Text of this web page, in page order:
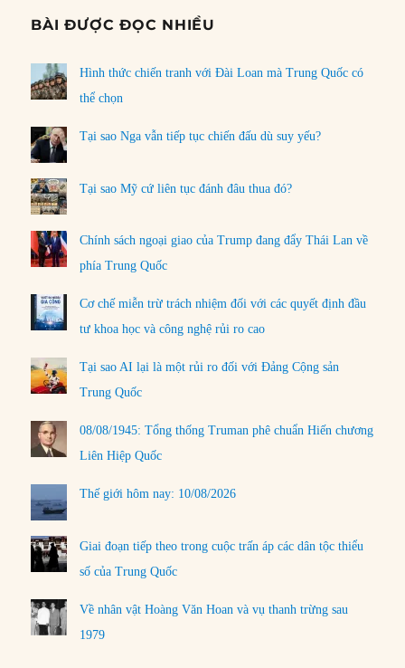
BÀI ĐƯỢC ĐỌC NHIỀU
Hình thức chiến tranh với Đài Loan mà Trung Quốc có
thể chọn
Tại sao Nga vẫn tiếp tục chiến đấu dù suy yếu?
Tại sao Mỹ cứ liên tục đánh đâu thua đó?
Chính sách ngoại giao của Trump đang đẩy Thái Lan về
phía Trung Quốc
Cơ chế miễn trừ trách nhiệm đối với các quyết định đầu
tư khoa học và công nghệ rủi ro cao
Tại sao AI lại là một rủi ro đối với Đảng Cộng sản
Trung Quốc
08/08/1945: Tổng thống Truman phê chuẩn Hiến chương
Liên Hiệp Quốc
Thế giới hôm nay: 10/08/2026
Giai đoạn tiếp theo trong cuộc trấn áp các dân tộc thiểu
số của Trung Quốc
Về nhân vật Hoàng Văn Hoan và vụ thanh trừng sau
1979